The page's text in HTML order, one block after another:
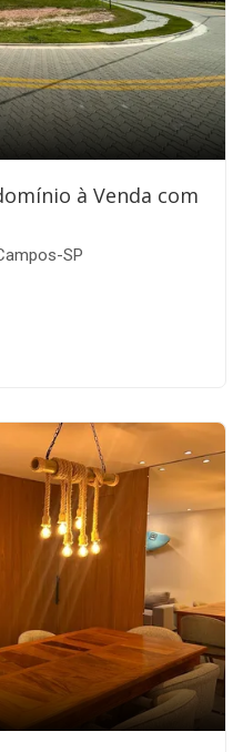
à Venda com
SP